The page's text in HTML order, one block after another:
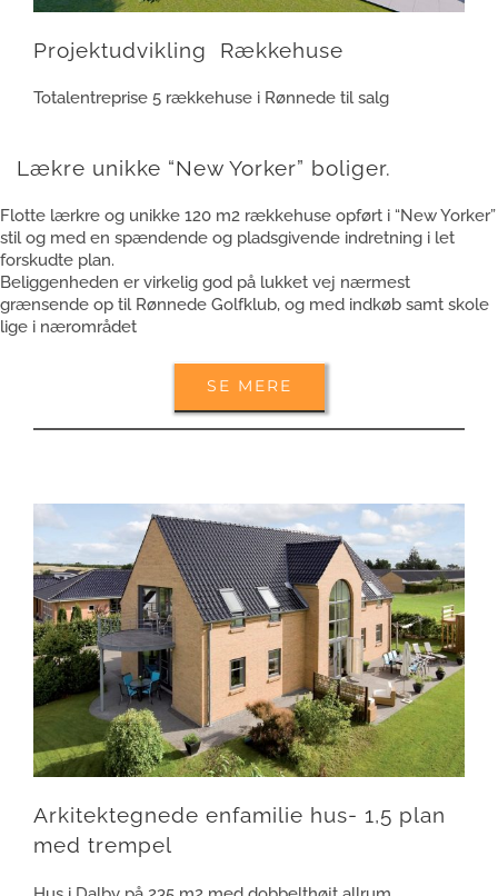
Projektudvikling Rækkehuse
Totalentreprise 5 rækkehuse i Rønnede til salg
Lækre unikke “New Yorker” boliger.
Flotte lærkre og unikke 120 m2 rækkehuse opført i “New Yorker”
stil og med en spændende og pladsgivende indretning i let
forskudte plan.
Beliggenheden er virkelig god på lukket vej nærmest
grænsende op til Rønnede Golfklub, og med indkøb samt skole
lige i nærområdet
SE MERE
Arkitektegnede enfamilie hus- 1,5 plan
med trempel